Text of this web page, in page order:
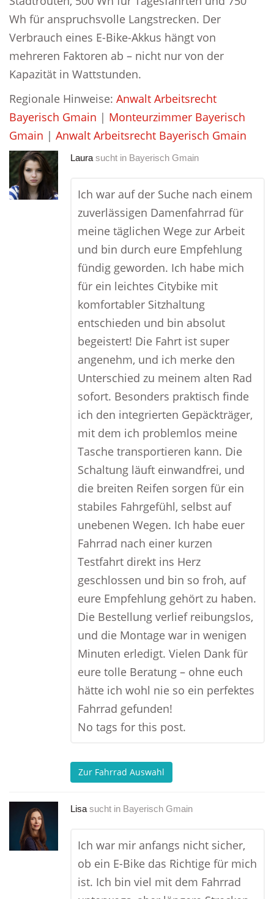
Wh für anspruchsvolle Langstrecken. Der
Verbrauch eines E-Bike-Akkus hängt von
mehreren Faktoren ab – nicht nur von der
Kapazität in Wattstunden.
Regionale Hinweise: Anwalt Arbeitsrecht
Bayerisch Gmain | Monteurzimmer Bayerisch
Gmain | Anwalt Arbeitsrecht Bayerisch Gmain
Laura sucht in Bayerisch Gmain
Ich war auf der Suche nach einem
zuverlässigen Damenfahrrad für
meine täglichen Wege zur Arbeit
und bin durch eure Empfehlung
fündig geworden. Ich habe mich
für ein leichtes Citybike mit
komfortabler Sitzhaltung
entschieden und bin absolut
begeistert! Die Fahrt ist super
angenehm, und ich merke den
Unterschied zu meinem alten Rad
sofort. Besonders praktisch finde
ich den integrierten Gepäckträger,
mit dem ich problemlos meine
Tasche transportieren kann. Die
Schaltung läuft einwandfrei, und
die breiten Reifen sorgen für ein
stabiles Fahrgefühl, selbst auf
unebenen Wegen. Ich habe euer
Fahrrad nach einer kurzen
Testfahrt direkt ins Herz
geschlossen und bin so froh, auf
eure Empfehlung gehört zu haben.
Die Bestellung verlief reibungslos,
und die Montage war in wenigen
Minuten erledigt. Vielen Dank für
eure tolle Beratung – ohne euch
hätte ich wohl nie so ein perfektes
Fahrrad gefunden!
No tags for this post.
Zur Fahrrad Auswahl
Lisa sucht in Bayerisch Gmain
Ich war mir anfangs nicht sicher,
ob ein E-Bike das Richtige für mich
ist. Ich bin viel mit dem Fahrrad